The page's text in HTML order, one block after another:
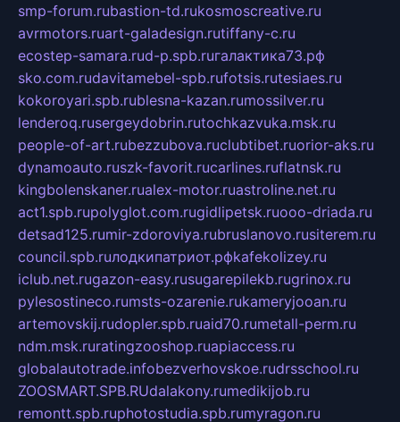
smp-forum.rubastion-td.rukosmoscreative.ru
avrmotors.ruart-galadesign.rutiffany-c.ru
ecostep-samara.rud-p.spb.ruгалактика73.рф
sko.com.rudavitamebel-spb.rufotsis.rutesiaes.ru
kokoroyari.spb.rublesna-kazan.rumossilver.ru
lenderoq.rusergeydobrin.rutochkazvuka.msk.ru
people-of-art.rubezzubova.ruclubtibet.ruorior-aks.ru
dynamoauto.ruszk-favorit.rucarlines.ruflatnsk.ru
kingbolenskaner.rualex-motor.ruastroline.net.ru
act1.spb.rupolyglot.com.rugidlipetsk.ruooo-driada.ru
detsad125.rumir-zdoroviya.rubruslanovo.rusiterem.ru
council.spb.ruлодкипатриот.рфkafekolizey.ru
iclub.net.rugazon-easy.rusugarepilekb.rugrinox.ru
pylesostineco.rumsts-ozarenie.rukameryjooan.ru
artemovskij.rudopler.spb.ruaid70.rumetall-perm.ru
ndm.msk.ruratingzooshop.ruapiaccess.ru
globalautotrade.infobezverhovskoe.rudrsschool.ru
ZOOSMART.SPB.RUdalakony.rumedikijob.ru
remontt.spb.ruphotostudia.spb.rumyragon.ru